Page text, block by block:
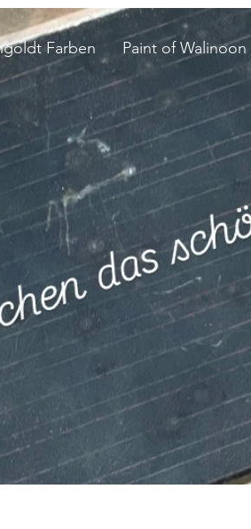
Farben Paint of Walinoon